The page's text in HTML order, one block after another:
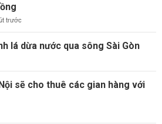
trước
lá dừa nước qua sông Sài Gòn
sẽ cho thuê các gian hàng với